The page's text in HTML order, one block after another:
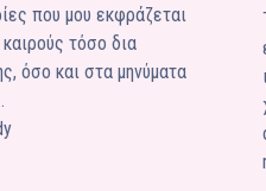
που μου εκφράζεται
τόσο δια
όσο και στα μηνύματα